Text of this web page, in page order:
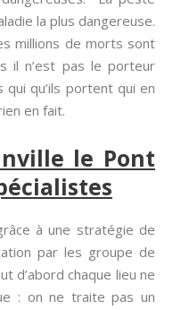
la plus dangereuse.
millions de morts sont
il n’est pas le porteur
qu’ils portent qui en
en fait.
le Pont
à une stratégie de
par les groupe de
d’abord chaque lieu ne
: on ne traite pas un